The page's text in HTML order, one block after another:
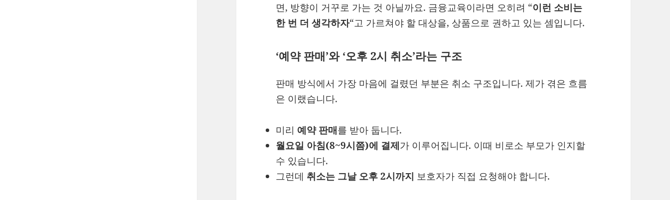
면, 방향이 거꾸로 가는 것 아닐까요. 금융교육이라면 오히려 “이런 소비는
한 번 더 생각하자“고 가르쳐야 할 대상을, 상품으로 권하고 있는 셈입니다.
‘예약 판매’와 ‘오후 2시 취소’라는 구조
판매 방식에서 가장 마음에 걸렸던 부분은 취소 구조입니다. 제가 겪은 흐름
은 이랬습니다.
미리 예약 판매를 받아 둡니다.
월요일 아침(8~9시쯤)에 결제가 이루어집니다. 이때 비로소 부모가 인지할
수 있습니다.
그런데 취소는 그날 오후 2시까지 보호자가 직접 요청해야 합니다.